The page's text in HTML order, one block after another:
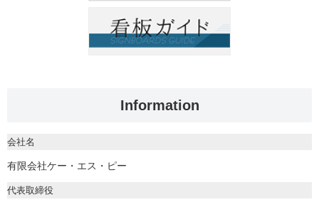
Information
会社名
有限会社ケー・エス・ピー
代表取締役